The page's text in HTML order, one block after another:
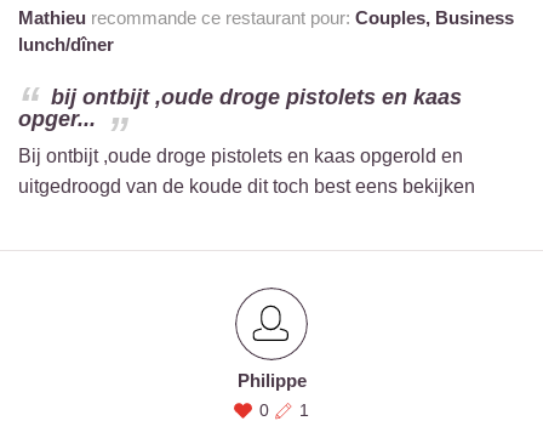
Mathieu recommande ce restaurant pour: Couples, Business
lunch/dîner
bij ontbijt ,oude droge pistolets en kaas
opger...
Bij ontbijt ,oude droge pistolets en kaas opgerold en
uitgedroogd van de koude dit toch best eens bekijken
Philippe
0 1